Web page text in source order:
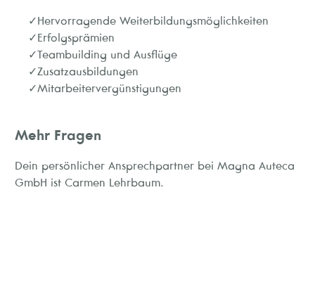
Hervorragende Weiterbildungsmöglichkeiten
Erfolgsprämien
Teambuilding und Ausflüge
Zusatzausbildungen
Mitarbeitervergünstigungen
Mehr Fragen
Dein persönlicher Ansprechpartner bei Magna Auteca
GmbH ist Carmen Lehrbaum.